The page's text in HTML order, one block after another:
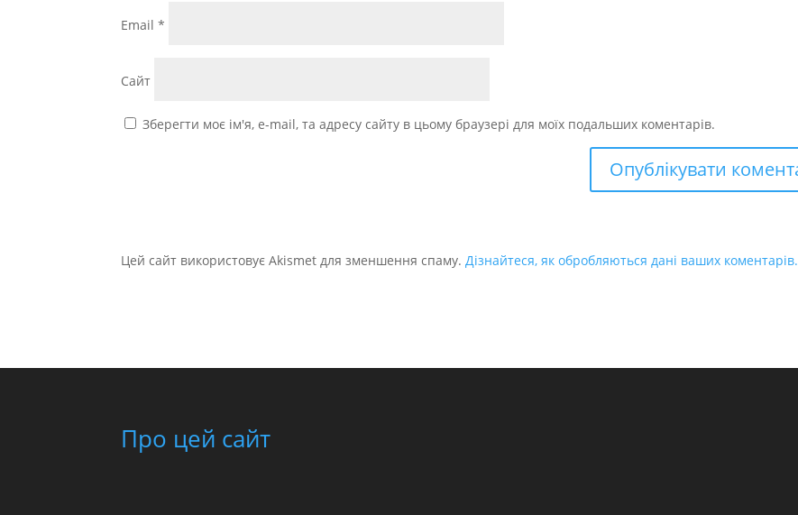
Email*
Сайт
Зберегти моє ім'я, e-mail, та адресу сайту в цьому браузері для моїх подальших коментарів.
Цей сайт використовує Akismet для зменшення спаму.Дізнайтеся, як обробляються дані ваших коментарів.
Про цей сайт